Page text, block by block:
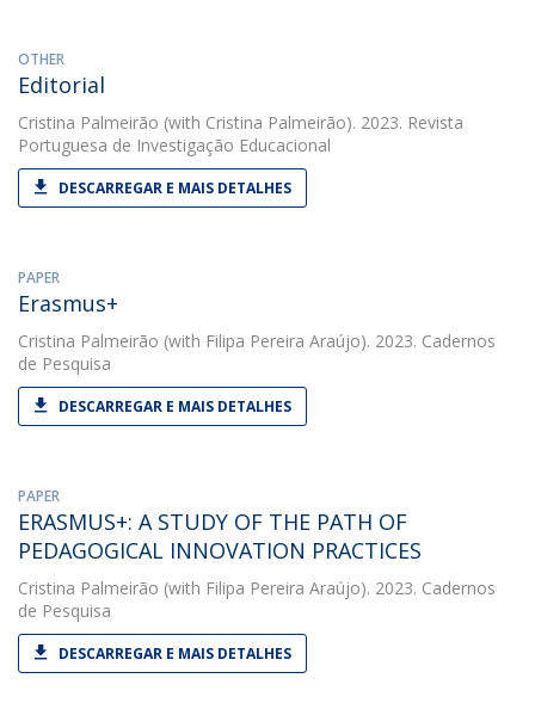
OTHER
Editorial
Cristina Palmeirão (with Cristina Palmeirão). 2023. Revista
Portuguesa de Investigação Educacional
DESCARREGAR E MAIS DETALHES
PAPER
Erasmus+
Cristina Palmeirão (with Filipa Pereira Araújo). 2023. Cadernos
de Pesquisa
DESCARREGAR E MAIS DETALHES
PAPER
ERASMUS+: A STUDY OF THE PATH OF
PEDAGOGICAL INNOVATION PRACTICES
Cristina Palmeirão (with Filipa Pereira Araújo). 2023. Cadernos
de Pesquisa
DESCARREGAR E MAIS DETALHES